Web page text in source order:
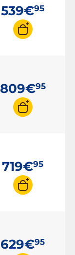
539€95
809€95
719€95
629€95